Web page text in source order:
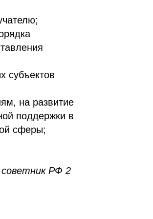
субъектов
на развитие
поддержки в
сферы;
РФ 2